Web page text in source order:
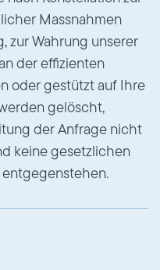
Massnahmen
zur Wahrung unserer
der effizienten
oder gestützt auf Ihre
gelöscht,
der Anfrage nicht
keine gesetzlichen